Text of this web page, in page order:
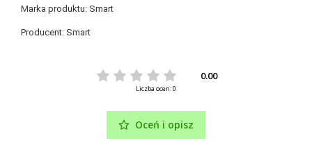
Marka produktu: Smart
Producent: Smart
0.00
Liczba ocen: 0
Oceń i opisz